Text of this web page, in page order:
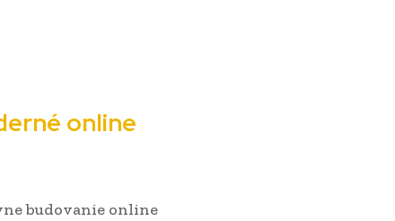
online
budovanie online